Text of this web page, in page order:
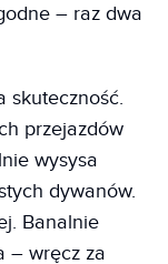
– raz dwa
skuteczność.
przejazdów
wysysa
dywanów.
Banalnie
– wręcz za